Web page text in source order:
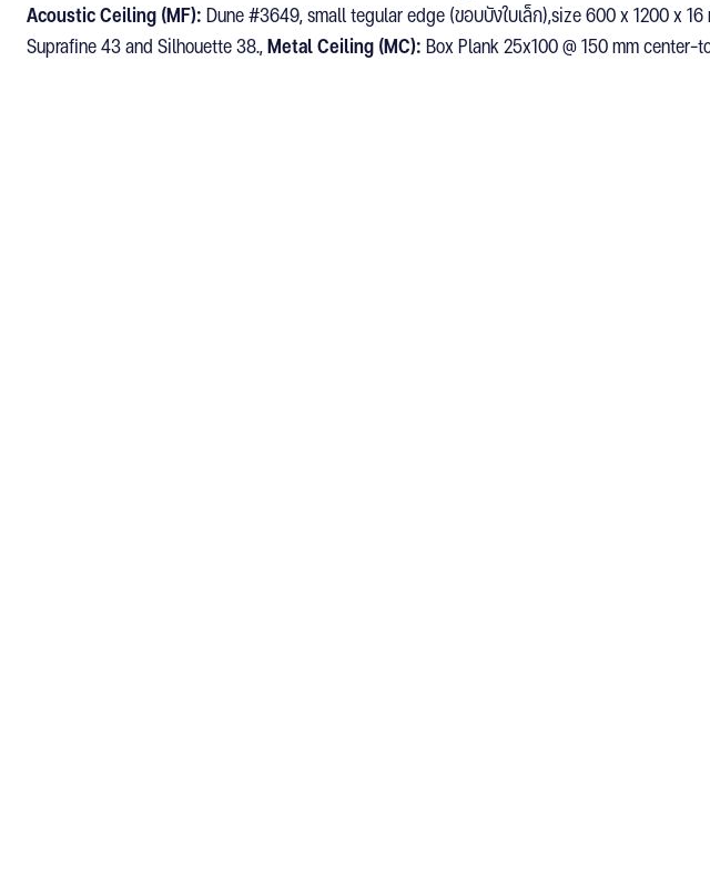
Acoustic Ceiling (MF): Dune #3649, small tegular edge (ขอบบังใบเล็ก),size 600 x 1200 x
Suprafine 43 and Silhouette 38., Metal Ceiling (MC): Box Plank 25x100 @ 150 mm center-